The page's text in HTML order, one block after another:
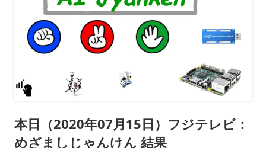
本日（2020年07月15日）フジテレビ：
めざましじゃんけん 結果